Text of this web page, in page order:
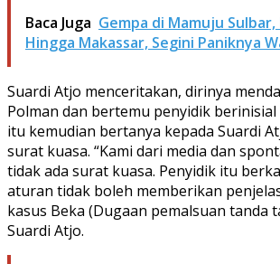
Baca Juga Gempa di Mamuju Sulbar,
Hingga Makassar, Segini Paniknya
Suardi Atjo menceritakan, dirinya
Polman dan bertemu penyidik berinisial
itu kemudian bertanya kepada Suardi
surat kuasa. “Kami dari media dan
tidak ada surat kuasa. Penyidik itu
aturan tidak boleh memberikan
kasus Beka (Dugaan pemalsuan tanda
Suardi Atjo.